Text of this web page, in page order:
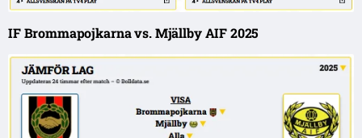
IF Brommapojkarna vs. Mjällby AIF 2025